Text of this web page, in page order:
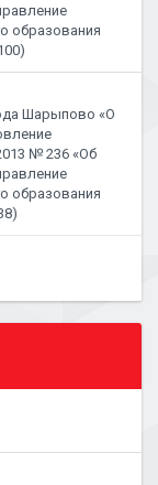
образования
Шарыпово «О
№ 236 «Об
образования